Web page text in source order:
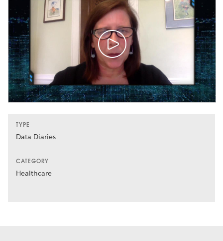
TYPE
Data Diaries
CATEGORY
Healthcare